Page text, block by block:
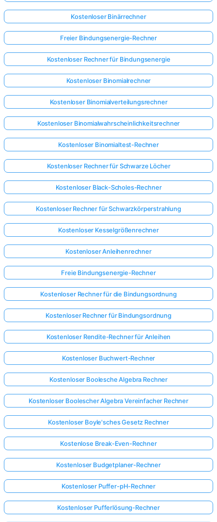
Kostenloser Binärrechner
Freier Bindungsenergie-Rechner
Kostenloser Rechner für Bindungsenergie
Kostenloser Binomialrechner
Kostenloser Binomialverteilungsrechner
Kostenloser Binomialwahrscheinlichkeitsrechner
Kostenloser Binomialtest-Rechner
Kostenloser Rechner für Schwarze Löcher
Kostenloser Black-Scholes-Rechner
Kostenloser Rechner für Schwarzkörperstrahlung
Kostenloser Kesselgrößenrechner
Kostenloser Anleihenrechner
Freie Bindungsenergie-Rechner
Kostenloser Rechner für die Bindungsordnung
Kostenloser Rechner für Bindungsordnung
Kostenloser Rendite-Rechner für Anleihen
Kostenloser Buchwert-Rechner
Kostenloser Boolesche Algebra Rechner
Kostenloser Boolescher Algebra Vereinfacher Rechner
Kostenloser Boyle'sches Gesetz Rechner
Kostenlose Break-Even-Rechner
Kostenloser Budgetplaner-Rechner
Kostenloser Puffer-pH-Rechner
Kostenloser Pufferlösung-Rechner